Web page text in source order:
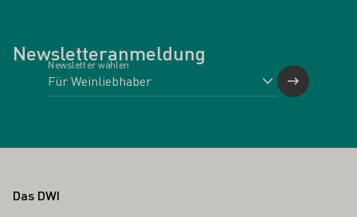
Newsletteranmeldung
Newsletter wählen
Fußbereich
Das DWI